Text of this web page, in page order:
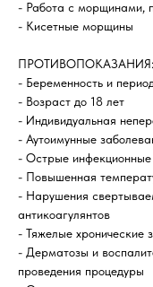
- Работа с морщинами,
- Кисетные морщины
ПРОТИВОПОКАЗАНИЯ:
- Беременность и
- Возраст до 18 лет
- Индивидуальная
- Аутоимунные
- Острые инфекционные
- Повышенная
- Нарушения
антикоагулянтов
- Тяжелые хронические
- Дерматозы и
проведения процедуры